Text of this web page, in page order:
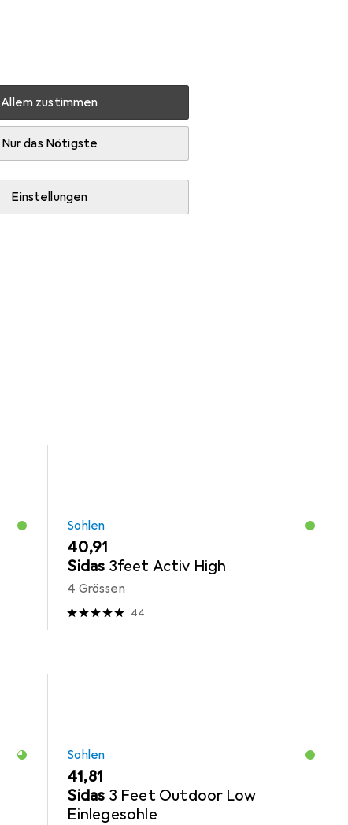
Allem zustimmen
Nur das Nötigste
Einstellungen
Sicherheitsschuhe
Sohlen
EUR
40,91
Sidas 3feet Activ High
4 Grössen
44
Sohlen
EUR
41,81
Sidas 3 Feet Outdoor Low
Einlegesohle